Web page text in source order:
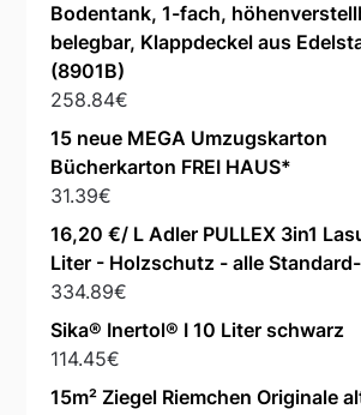
Bodentank, 1-fach,
belegbar, Klappdeckel aus
(8901B)
258.84€
15 neue MEGA Umzugskarton
Bücherkarton FREI HAUS*
31.39€
16,20 €/ L Adler PULLEX 3in1
Liter - Holzschutz - alle
334.89€
Sika® Inertol® I 10 Liter schwarz
114.45€
15m² Ziegel Riemchen Originale